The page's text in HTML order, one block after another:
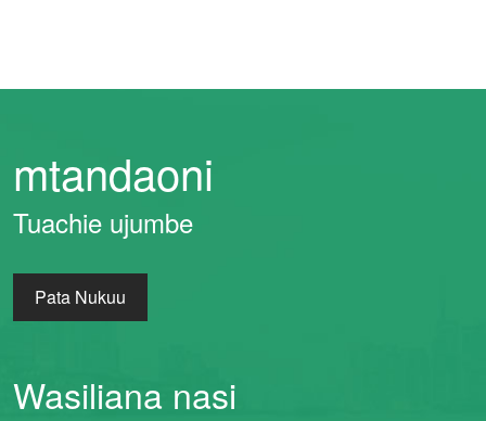
mtandaoni
Tuachie ujumbe
Pata Nukuu
Wasiliana nasi